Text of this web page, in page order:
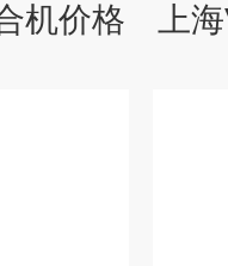
机价格 上